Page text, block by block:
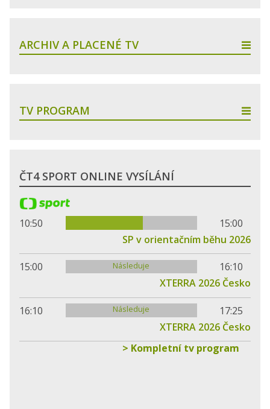
ARCHIV A PLACENÉ TV
TV PROGRAM
ČT4 SPORT ONLINE VYSÍLÁNÍ
10:50
15:00
SP v orientačním běhu 2026
15:00 Následuje
16:10
XTERRA 2026 Česko
16:10 Následuje
17:25
XTERRA 2026 Česko
> Kompletní tv program